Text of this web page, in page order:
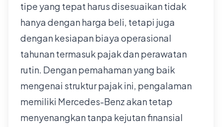
tipe yang tepat harus disesuaikan tidak
hanya dengan harga beli, tetapi juga
dengan kesiapan biaya operasional
tahunan termasuk pajak dan perawatan
rutin. Dengan pemahaman yang baik
mengenai struktur pajak ini, pengalaman
memiliki Mercedes-Benz akan tetap
menyenangkan tanpa kejutan finansial